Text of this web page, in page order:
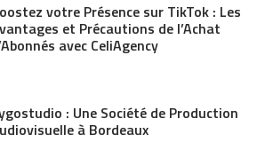
votre Présence sur TikTok : Les
et Précautions de l’Achat
avec CeliAgency
: Une Société de Production
à Bordeaux